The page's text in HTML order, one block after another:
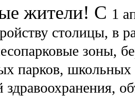
жители! С 1
столицы, в
зоны,
парков,